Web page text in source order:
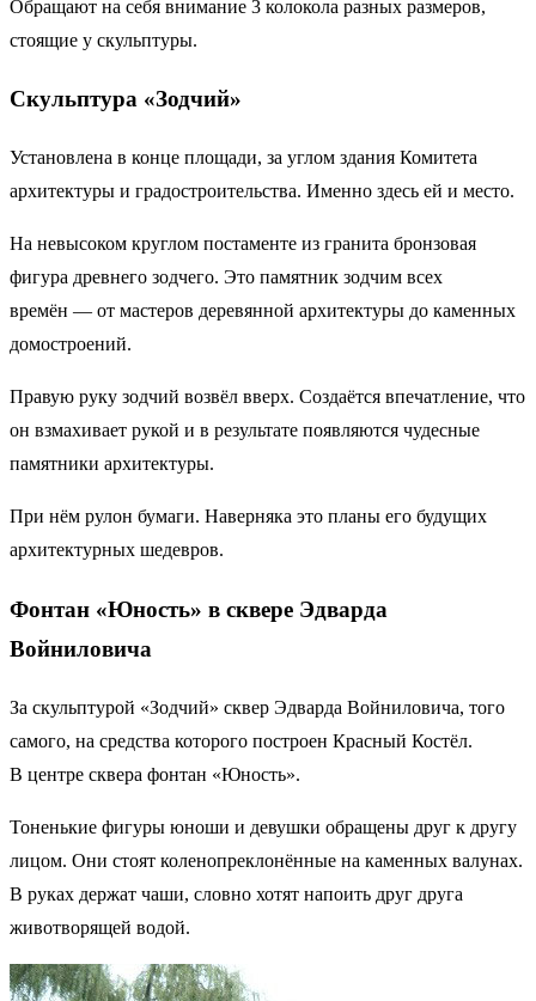
Обращают на себя внимание 3 колокола разных размеров,
стоящие у скульптуры.
Скульптура «Зодчий»
Установлена в конце площади, за углом здания Комитета
архитектуры и градостроительства. Именно здесь ей и место.
На невысоком круглом постаменте из гранита бронзовая
фигура древнего зодчего. Это памятник зодчим всех
времён — от мастеров деревянной архитектуры до каменных
домостроений.
Правую руку зодчий возвёл вверх. Создаётся впечатление, что
он взмахивает рукой и в результате появляются чудесные
памятники архитектуры.
При нём рулон бумаги. Наверняка это планы его будущих
архитектурных шедевров.
Фонтан «Юность» в сквере Эдварда
Войниловича
За скульптурой «Зодчий» сквер Эдварда Войниловича, того
самого, на средства которого построен Красный Костёл.
В центре сквера фонтан «Юность».
Тоненькие фигуры юноши и девушки обращены друг к другу
лицом. Они стоят коленопреклонённые на каменных валунах.
В руках держат чаши, словно хотят напоить друг друга
животворящей водой.